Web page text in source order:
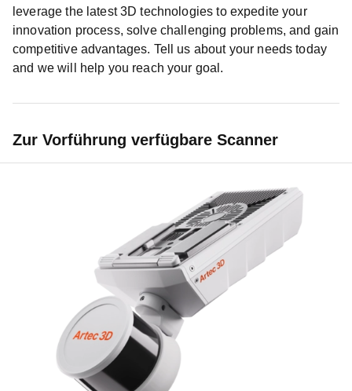
leverage the latest 3D technologies to expedite your
innovation process, solve challenging problems, and gain
competitive advantages. Tell us about your needs today
and we will help you reach your goal.
Zur Vorführung verfügbare Scanner